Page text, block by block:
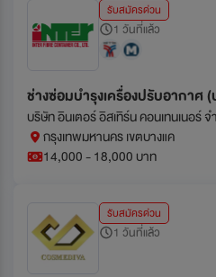
รับสมัครด่วน
1 วันที่แล้ว
ช่างซ่อมบำรุงเครื่องปรับอากาศ
บริษัท อินเตอร์ อิสเทิร์น คอนเทนเนอร์
กรุงเทพมหานคร เขตบางแค
14,000 - 18,000 บาท
รับสมัครด่วน
1 วันที่แล้ว